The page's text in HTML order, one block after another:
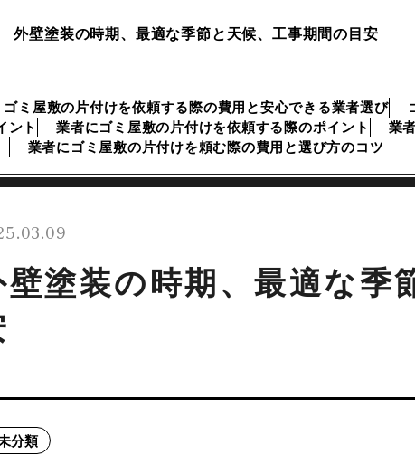
外壁塗装の時期、最適な季節と天候、工事期間の目安
ゴミ屋敷の片付けを依頼する際の費用と安心できる業者選び
ント
業者にゴミ屋敷の片付けを依頼する際のポイント
業
業者にゴミ屋敷の片付けを頼む際の費用と選び方のコツ
壁塗装の時期、最適な季
分類